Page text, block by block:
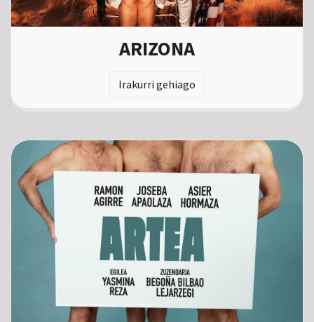
ARIZONA
Irakurri gehiago